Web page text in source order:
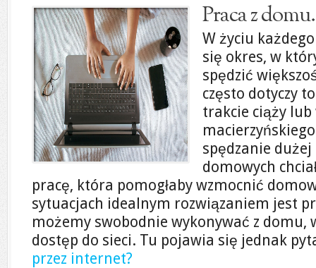
Praca z domu.
W życiu
się okres, w
spędzić
często dotyczy
trakcie ciąży
spędzanie
domowych
pracę, która pomogłaby wzmocnić
sytuacjach idealnym rozwiązaniem jest
możemy swobodnie wykonywać z domu,
dostęp do sieci. Tu pojawia się jednak
przez internet?